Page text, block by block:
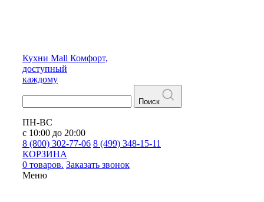
Кухни Mall Комфорт,
доступный
каждому
Поиск
ПН-ВС
с 10:00 до 20:00
8 (800) 302-77-06 8 (499) 348-15-11
КОРЗИНА
0 товаров. Заказать звонок
Меню